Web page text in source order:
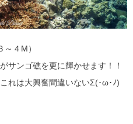
４M）
サンゴ礁を更に輝かせます！！
れは大興奮間違いないΣ(･ω･ﾉ)